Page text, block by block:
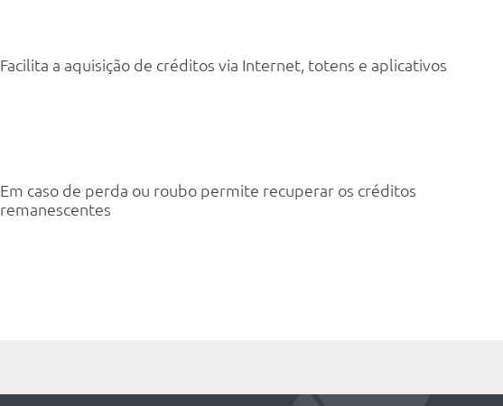
Facilita a aquisição de créditos via Internet, totens e aplicativos
Em caso de perda ou roubo permite recuperar os créditos
remanescentes